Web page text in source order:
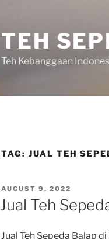
TEH
Teh Kebanggaan
TAG: JUAL TEH
POSTED
ON
AUGUST 9, 2022
Jual Teh
Jual Teh Sepeda Balap di